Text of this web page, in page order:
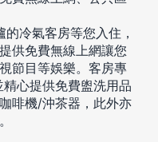
冷氣客房等您入住，
供免費無線上網讓您
節目等娛樂。客房專
心提供免費盥洗用品
啡機/沖茶器，此外亦